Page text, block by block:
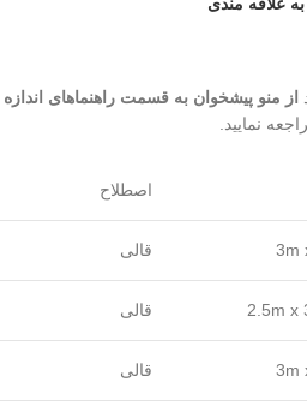
از منو پیشخوان به قسمت راهنماهای اندازه
نمایید.
اصطلاح
3m قالی
2.5m x قالی
3m قالی